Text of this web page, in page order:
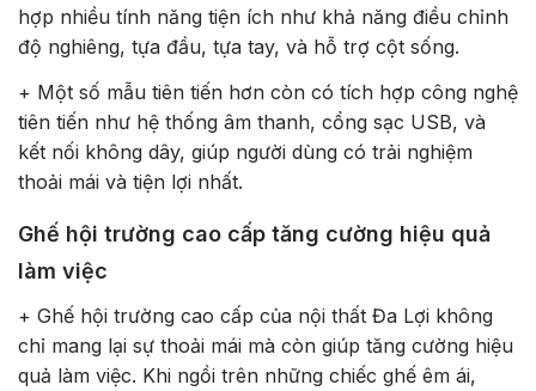
hợp nhiều tính năng tiện ích như khả năng điều chỉnh
độ nghiêng, tựa đầu, tựa tay, và hỗ trợ cột sống.
+ Một số mẫu tiên tiến hơn còn có tích hợp công nghệ
tiên tiến như hệ thống âm thanh, cổng sạc USB, và
kết nối không dây, giúp người dùng có trải nghiệm
thoải mái và tiện lợi nhất.
Ghế hội trường cao cấp tăng cường hiệu quả
làm việc
+ Ghế hội trường cao cấp của nội thất Đa Lợi không
chỉ mang lại sự thoải mái mà còn giúp tăng cường hiệu
quả làm việc. Khi ngồi trên những chiếc ghế êm ái,